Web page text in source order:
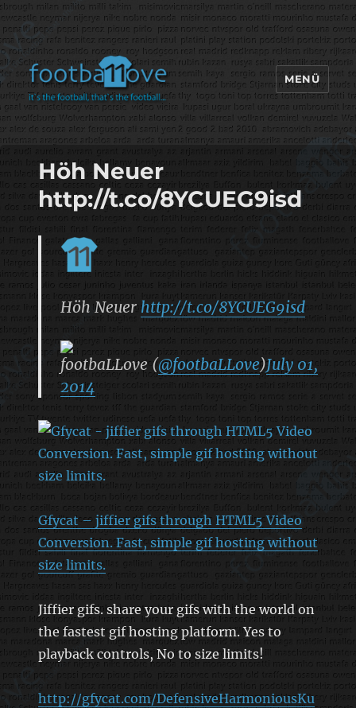
footbaLLove
MENÜ
Höh Neuer
http://t.co/8YCUEG9isd
Höh Neuer http://t.co/8YCUEG9isd
footbaLLove (@footbaLLove)July 01,
2014
Gfycat – jiffier gifs through HTML5 Video
Conversion. Fast, simple gif hosting without
size limits.
Jiffier gifs. share your gifs with the world on
the fastest gif hosting platform. Yes to
playback controls, No to size limits!
http://gfycat.com/DefensiveHarmoniousKu